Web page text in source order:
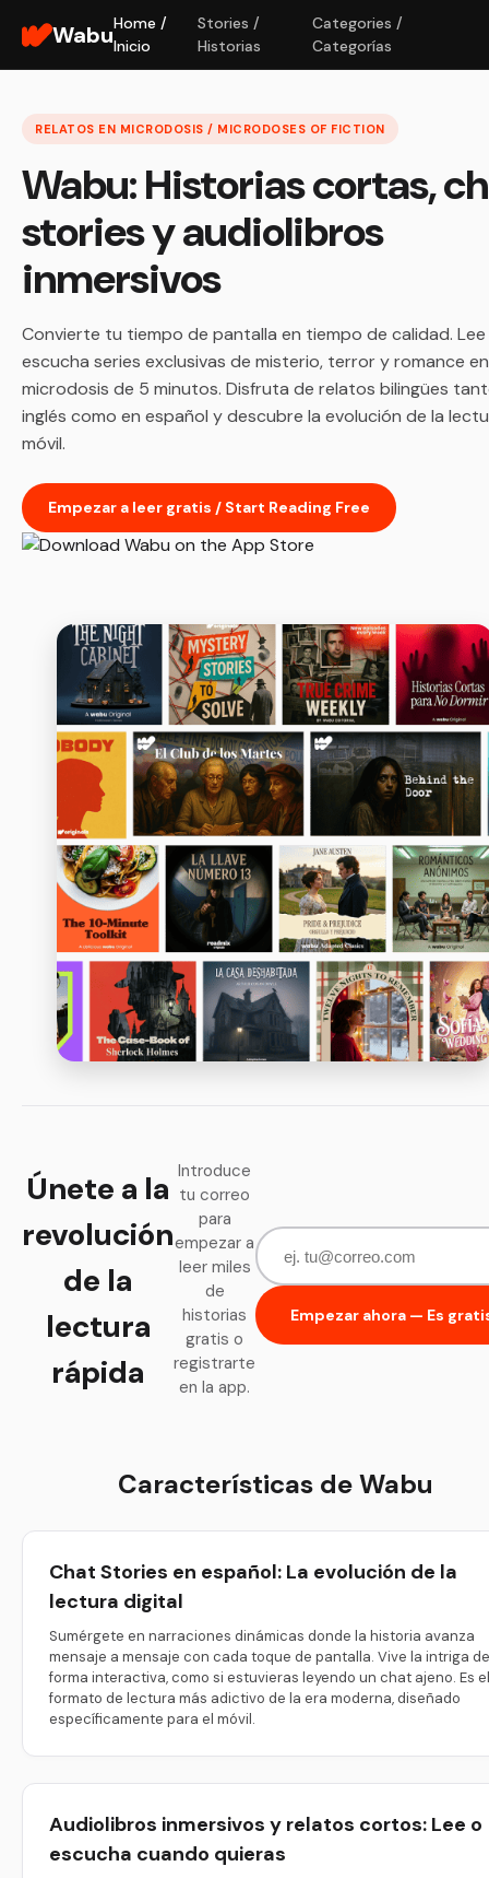
WabuHome /
Inicio
Stories /
Historias
Categories /
Categorías
RELATOS EN MICRODOSIS / MICRODOSES OF FICTION
Wabu: Historias cortas,
stories y audiolibros
inmersivos
Convierte tu tiempo de pantalla en tiempo de calidad.
escucha series exclusivas de misterio, terror y romance en
microdosis de 5 minutos. Disfruta de relatos bilingües
inglés como en español y descubre la evolución de la
móvil.
Empezar a leer gratis / Start Reading Free
Únete a la
revolución
de la
lectura
rápida
Introduce
tu correo
para
empezar a
leer miles
de
historias
gratis o
registrarte
en la app.
Empezar ahora — Es
Características de Wabu
Chat Stories en español: La evolución de la
lectura digital
Sumérgete en narraciones dinámicas donde la historia avanza
mensaje a mensaje con cada toque de pantalla. Vive la intriga de
forma interactiva, como si estuvieras leyendo un chat ajeno. Es el
formato de lectura más adictivo de la era moderna, diseñado
específicamente para el móvil.
Audiolibros inmersivos y relatos cortos: Lee o
escucha cuando quieras